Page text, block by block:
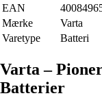
EAN
Mærke
Varta
Varetype
Batteri
Varta –
Batterier